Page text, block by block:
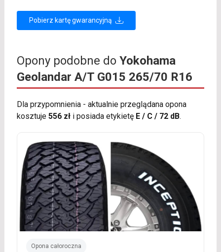
Pobierz kartę gwarancyjną
Opony podobne do Yokohama
Geolandar A/T G015 265/70 R16
Dla przypomnienia - aktualnie przeglądana opona
kosztuje 556 złi posiada etykietę E / C / 72 dB.
Opona całoroczna